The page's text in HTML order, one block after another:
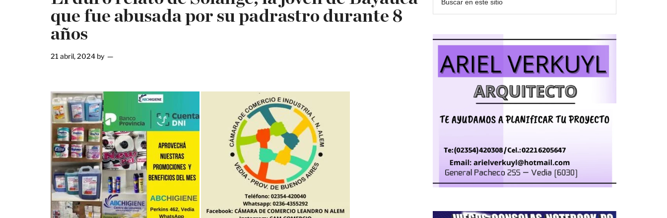
que fue abusada por su padrastro durante 8
años
21 abril, 2024 by